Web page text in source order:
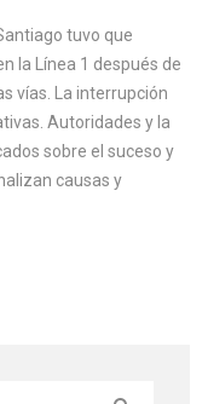
tuvo que
la Línea 1 después de
vías. La interrupción
Autoridades y la
sobre el suceso y
causas y